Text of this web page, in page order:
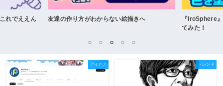
れでええん 友達の作り方がわからない絵描きへ
『IroSphere
てみた！
アイデア トレンド